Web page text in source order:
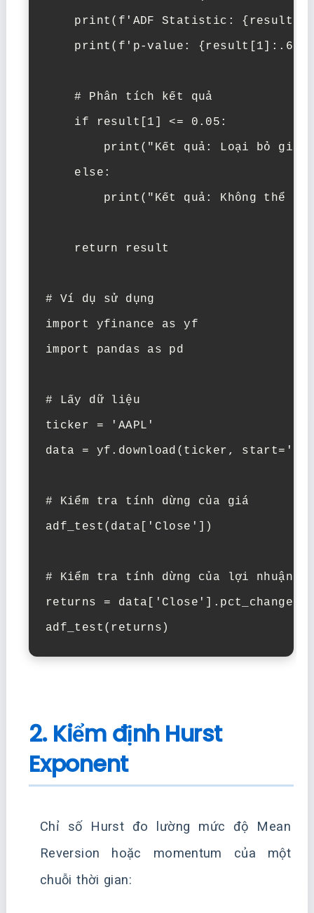
print(f'ADF Statistic:
print(f'p-value:
    # Phân tích kết quả
    if result[1] <= 0.05:
print("Kết quả: Loại bỏ giả
    else:
print("Kết quả: Không thể
    return result
# Ví dụ sử dụng
import yfinance as yf
import pandas as pd
# Lấy dữ liệu
ticker = 'AAPL'
data = yf.download(ticker,
# Kiểm tra tính dừng của giá
adf_test(data['Close'])
# Kiểm tra tính dừng của lợi nhuận
returns =
adf_test(returns)
2. Kiểm định Hurst
Exponent
Chỉ số Hurst đo lường mức độ Mean
Reversion hoặc momentum của một
chuỗi thời gian: